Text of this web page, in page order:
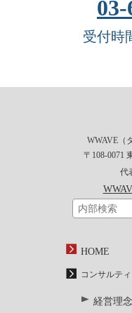
受付時
WWAVE（
〒108-0071
代
HOME
コンサルテ
経営理